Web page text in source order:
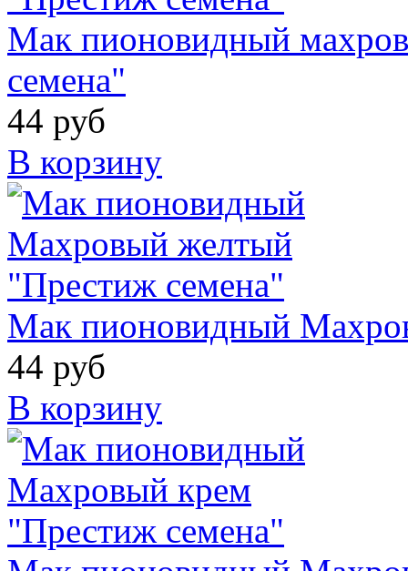
Мак пионовидный
семена"
44 руб
В корзину
Мак пионовидный
44 руб
В корзину